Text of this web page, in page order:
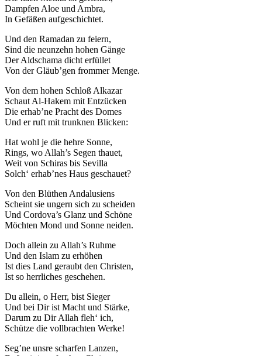
Dampfen Aloe und Ambra,
In Gefäßen aufgeschichtet.
Und den Ramadan zu feiern,
Sind die neunzehn hohen Gänge
Der Aldschama dicht erfüllet
Von der Gläub’gen frommer Menge.
Von dem hohen Schloß Alkazar
Schaut Al-Hakem mit Entzücken
Die erhab’ne Pracht des Domes
Und er ruft mit trunknen Blicken:
Hat wohl je die hehre Sonne,
Rings, wo Allah’s Segen thauet,
Weit von Schiras bis Sevilla
Solch‘ erhab’nes Haus geschauet?
Von den Blüthen Andalusiens
Scheint sie ungern sich zu scheiden
Und Cordova’s Glanz und Schöne
Möchten Mond und Sonne neiden.
Doch allein zu Allah’s Ruhme
Und den Islam zu erhöhen
Ist dies Land geraubt den Christen,
Ist so herrliches geschehen.
Du allein, o Herr, bist Sieger
Und bei Dir ist Macht und Stärke,
Darum zu Dir Allah fleh‘ ich,
Schütze die vollbrachten Werke!
Seg’ne unsre scharfen Lanzen,